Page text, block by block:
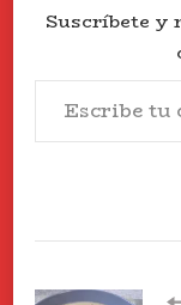
Suscríbete y
Escribe tu correo